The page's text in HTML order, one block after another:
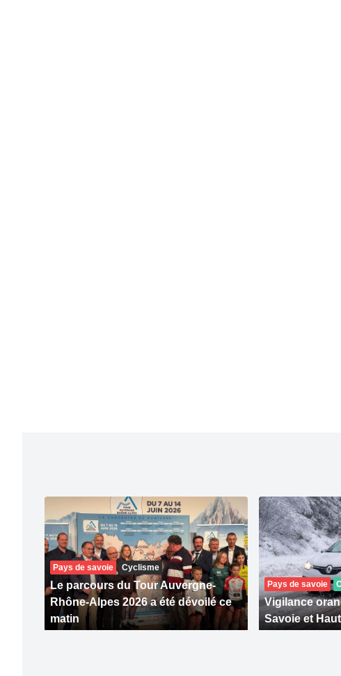
Pays de savoie Cyclisme
Le parcours du Tour Auvergne-
Rhône-Alpes 2026 a été dévoilé ce
matin
Pays de savoie
Vigilance
Savoie et